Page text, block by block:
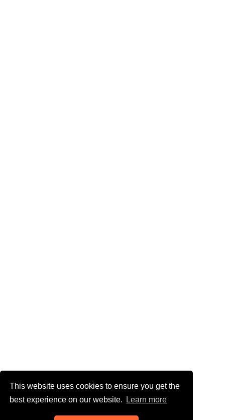
This website uses cookies to ensure you get the
best experience on our website.
Learn more